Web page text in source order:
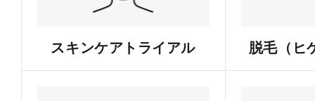
スキンケアトライアル 脱毛（ヒ